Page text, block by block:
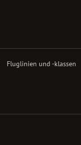
Fluglinien und -klassen